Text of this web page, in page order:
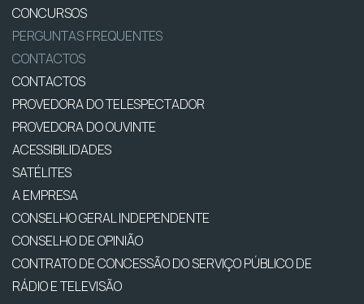
CONCURSOS
PERGUNTAS FREQUENTES
CONTACTOS
CONTACTOS
PROVEDORA DO TELESPECTADOR
PROVEDORA DO OUVINTE
ACESSIBILIDADES
SATÉLITES
A EMPRESA
CONSELHO GERAL INDEPENDENTE
CONSELHO DE OPINIÃO
CONTRATO DE CONCESSÃO DO SERVIÇO PÚBLICO DE
RÁDIO E TELEVISÃO